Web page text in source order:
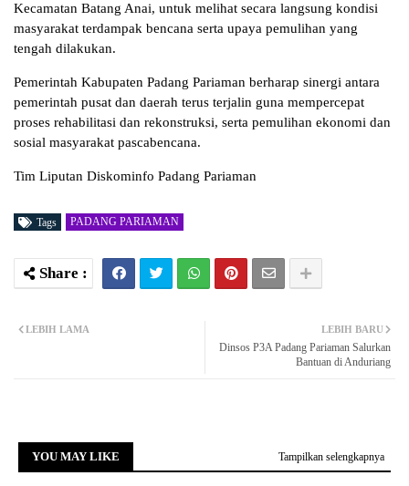
Kecamatan Batang Anai, untuk melihat secara langsung kondisi
masyarakat terdampak bencana serta upaya pemulihan yang
tengah dilakukan.
Pemerintah Kabupaten Padang Pariaman berharap sinergi antara
pemerintah pusat dan daerah terus terjalin guna mempercepat
proses rehabilitasi dan rekonstruksi, serta pemulihan ekonomi dan
sosial masyarakat pascabencana.
Tim Liputan Diskominfo Padang Pariaman
Tags PADANG PARIAMAN
LEBIH BARU
Dinsos P3A Padang Pariaman Salurkan
Bantuan di Anduriang
LEBIH LAMA
YOU MAY LIKE Tampilkan selengkapnya